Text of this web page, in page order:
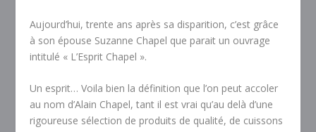
Aujourd’hui, trente ans après sa disparition, c’est grâce
à son épouse Suzanne Chapel que parait un ouvrage
intitulé « L’Esprit Chapel ».
Un esprit… Voila bien la définition que l’on peut accoler
au nom d’Alain Chapel, tant il est vrai qu’au delà d’une
rigoureuse sélection de produits de qualité, de cuissons